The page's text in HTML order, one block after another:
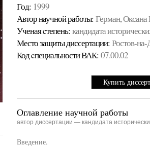
Год: 1999
Автор научной работы: Герман, Оксана
Ученая cтепень: кандидата
Место защиты диссертации: Ростов-
Код cпециальности ВАК: 07.00.02
Купить
Оглавление научной работы
автор диссертации — кандидата
Введение.